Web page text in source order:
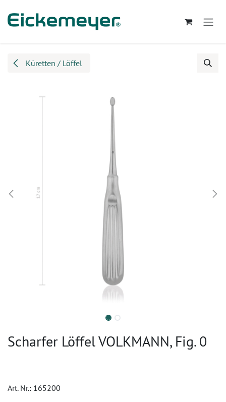
Küretten / Löffel
Scharfer Löffel VOLKMANN, Fig. 0
Art. Nr.: 165200